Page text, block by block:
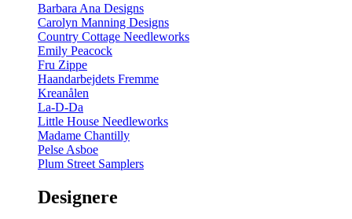
Barbara Ana Designs
Carolyn Manning Designs
Country Cottage Needleworks
Emily Peacock
Fru Zippe
Haandarbejdets Fremme
Kreanålen
La-D-Da
Little House Needleworks
Madame Chantilly
Pelse Asboe
Plum Street Samplers
Designere